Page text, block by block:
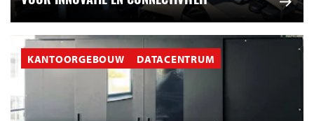
KANTOORGEBOUW DATACENTRUM